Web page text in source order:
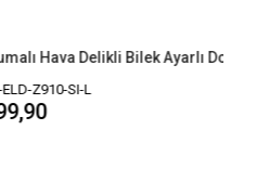
Korumalı Hava Delikli Bilek Ayarlı Dokunmatik Taktik Eldiven
SI-L